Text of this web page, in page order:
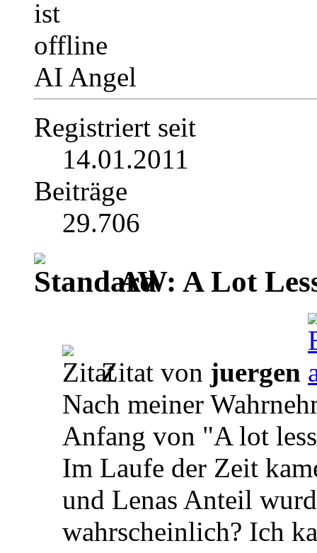
AI Angel
Registriert seit
14.01.2011
Beiträge
29.706
AW: A Lot
Zitat von juergen
Nach meiner
Anfang von "A lot
Im Laufe der Zeit
und Lenas Anteil
wahrscheinlich? Ich